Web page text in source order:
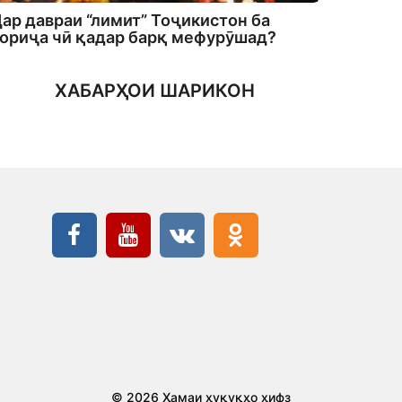
давраи “лимит” Тоҷикистон ба
чӣ қадар барқ мефурӯшад?
ХАБАРҲОИ ШАРИКОН
© 2026 Ҳамаи ҳуқуқҳо ҳифз